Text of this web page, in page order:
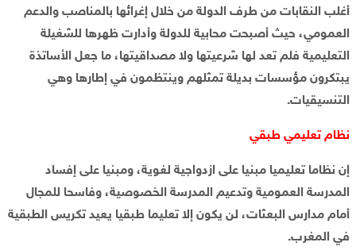
أغلب النقابات من طرف الدولة من خلال إغرائها بالمناصب والدعم
العمومي، حيث أصبحت محابية للدولة وأدارت ظهرها للشغيلة
التعليمية فلم تعد لها شرعيتها ولا مصداقيتها، ما جعل الأساتذة
يبتكرون مؤسسات بديلة تمثلهم وينتظمون في إطارها وهي
التنسيقيات.
نظام تعليمي طبقي
إن نظاما تعليميا مبنيا على ازدواجية لغوية، ومبنيا على إفساد
المدرسة العمومية وتدعيم المدرسة الخصوصية، وفاسحا للمجال
أمام مدارس البعثات، لن يكون إلا تعليما طبقيا يعيد تكريس الطبقية
في المغرب.